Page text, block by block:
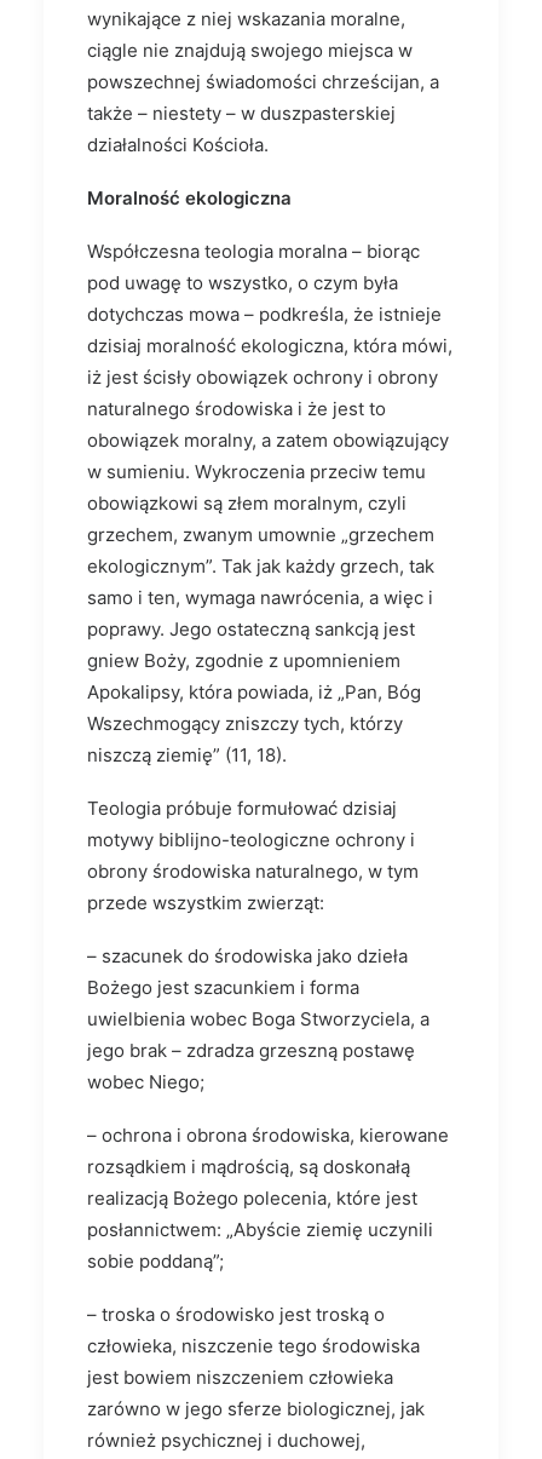
wynikające z niej wskazania moralne,
ciągle nie znajdują swojego miejsca w
powszechnej świadomości chrześcijan, a
także – niestety – w duszpasterskiej
działalności Kościoła.
Moralność ekologiczna
Współczesna teologia moralna – biorąc
pod uwagę to wszystko, o czym była
dotychczas mowa – podkreśla, że istnieje
dzisiaj moralność ekologiczna, która mówi,
iż jest ścisły obowiązek ochrony i obrony
naturalnego środowiska i że jest to
obowiązek moralny, a zatem obowiązujący
w sumieniu. Wykroczenia przeciw temu
obowiązkowi są złem moralnym, czyli
grzechem, zwanym umownie „grzechem
ekologicznym”. Tak jak każdy grzech, tak
samo i ten, wymaga nawrócenia, a więc i
poprawy. Jego ostateczną sankcją jest
gniew Boży, zgodnie z upomnieniem
Apoka­lipsy, która powiada, iż „Pan, Bóg
Wszechmogący zniszczy tych, którzy
niszczą ziemię” (11, 18).
Teologia próbuje formułować dzisiaj
motywy biblijno-teologiczne ochrony i
obrony środowiska naturalnego, w tym
przede wszystkim zwierząt:
– szacunek do środowiska jako dzieła
Bożego jest szacunkiem i forma
uwielbienia wobec Boga Stworzyciela, a
jego brak – zdradza grzeszną postawę
wobec Niego;
– ochrona i obrona środowiska, kierowane
rozsądkiem i mądrością, są doskonałą
realizacją Bożego polecenia, które jest
posłannictwem: „Abyście ziemię uczynili
sobie poddaną”;
– troska o środowisko jest troską o
człowieka, niszczenie tego środowiska
jest bowiem niszczeniem człowieka
zarówno w jego sferze biologicznej, jak
również psychicznej i duchowej,